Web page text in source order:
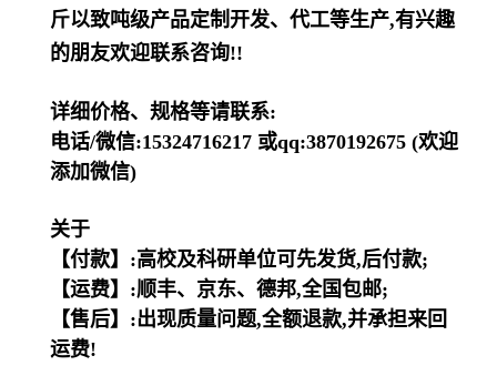
斤以致吨级产品定制开发、代工等生产,有兴趣
的朋友欢迎联系咨询!!
详细价格、规格等请联系:
电话/微信:15324716217 或qq:3870192675 (欢迎
添加微信)
关于
【付款】:高校及科研单位可先发货,后付款;
【运费】:顺丰、京东、德邦,全国包邮;
【售后】:出现质量问题,全额退款,并承担来回
运费!